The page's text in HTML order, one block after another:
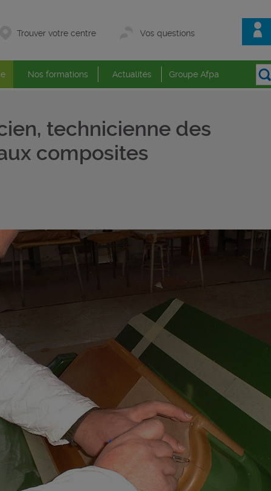
Trouver votre centre Vos questions
Nos formations Actualités Groupe Afpa
technicienne des
composites